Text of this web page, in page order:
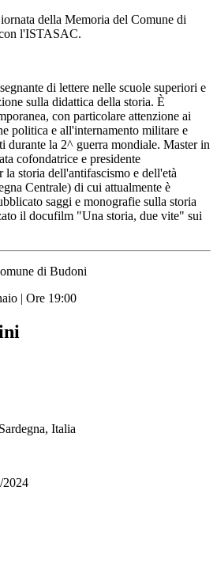
della Memoria del Comune di
l'ISTASAC.
di lettere nelle scuole superiori e
sulla didattica della storia. È
con particolare attenzione ai
politica e all'internamento militare e
durante la 2^ guerra mondiale. Master in
cofondatrice e presidente
storia dell'antifascismo e dell'età
Centrale) di cui attualmente è
saggi e monografie sulla storia
il docufilm "Una storia, due vite" sui
di Budoni
| Ore 19:00
Italia
2024